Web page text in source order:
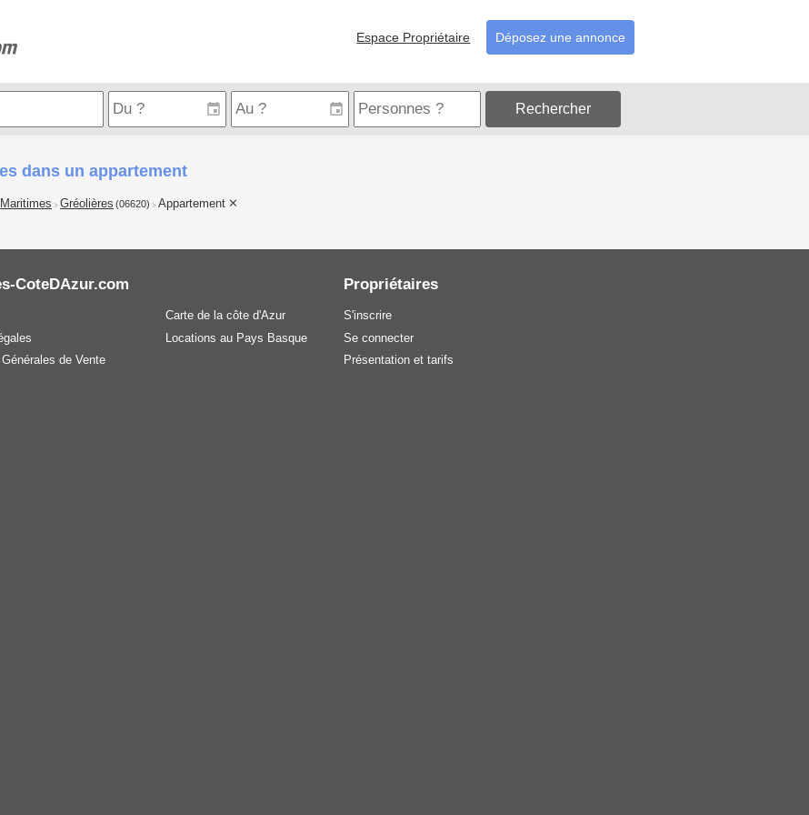
Espace Propriétaire Déposez une annonce
Rechercher
dans un appartement
> Gréolières (06620) > Appartement
CoteDAzur.com
de Vente
Carte de la côte d'Azur
Locations au Pays Basque
Propriétaires
S'inscrire
Se connecter
Présentation et tarifs